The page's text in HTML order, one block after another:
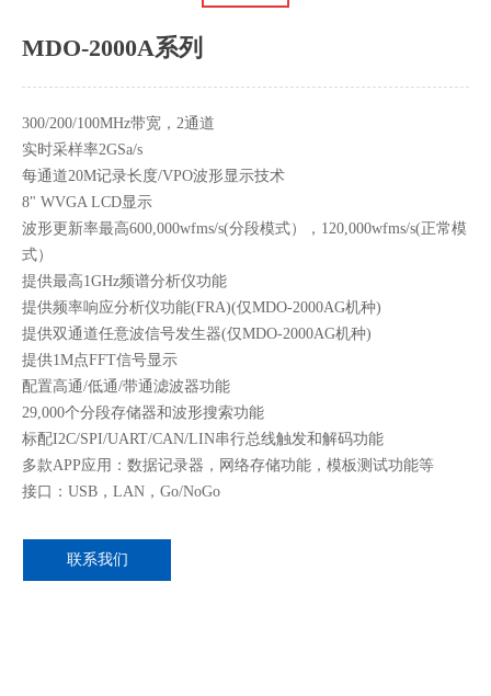
MDO-2000A系列
300/200/100MHz带宽，2通道
实时采样率2GSa/s
每通道20M记录长度/VPO波形显示技术
8" WVGA LCD显示
波形更新率最高600,000wfms/s(分段模式），120,000wfms/s(正常模
式）
提供最高1GHz频谱分析仪功能
提供频率响应分析仪功能(FRA)(仅MDO-2000AG机种)
提供双通道任意波信号发生器(仅MDO-2000AG机种)
提供1M点FFT信号显示
配置高通/低通/带通滤波器功能
29,000个分段存储器和波形搜索功能
标配I2C/SPI/UART/CAN/LIN串行总线触发和解码功能
多款APP应用：数据记录器，网络存储功能，模板测试功能等
接口：USB，LAN，Go/NoGo
联系我们